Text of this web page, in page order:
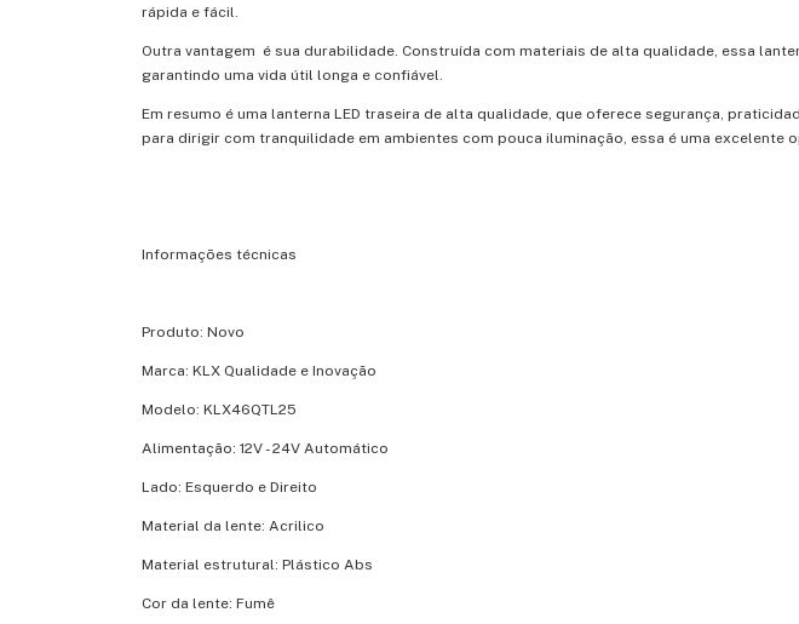
rápida e fácil.
Outra vantagem é sua durabilidade. Construída com materiais de alta qualidade, essa
garantindo uma vida útil longa e confiável.
Em resumo é uma lanterna LED traseira de alta qualidade, que oferece segurança,
para dirigir com tranquilidade em ambientes com pouca iluminação, essa é uma excelente
Informações técnicas
Produto: Novo
Marca: KLX Qualidade e Inovação
Modelo: KLX46QTL25
Alimentação: 12V - 24V Automático
Lado: Esquerdo e Direito
Material da lente: Acrilico
Material estrutural: Plástico Abs
Cor da lente: Fumê